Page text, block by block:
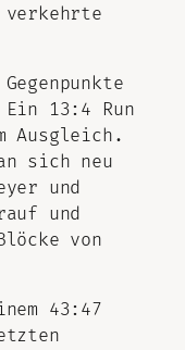
13:4 Run
Ausgleich.
sich neu
und
und
von
43:47